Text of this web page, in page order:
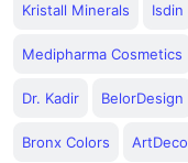
Kristall Minerals Isdin
Medipharma Cosmetics
Dr. Kadir BelorDesign
Bronx Colors ArtDeco